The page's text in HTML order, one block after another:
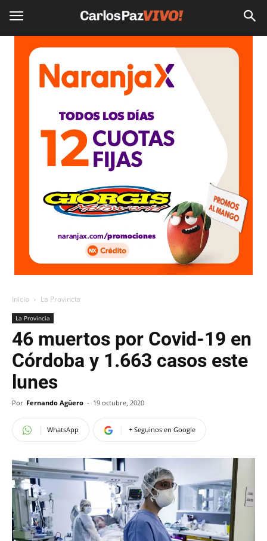
Inicio La Provincia
La Provincia
46 muertos por Covid-19 en
Córdoba y 1.663 casos este
lunes
Por Fernando Agüero - 19 octubre, 2020
WhatsApp + Seguinos en Google